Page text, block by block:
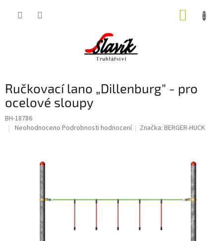
Ručkovací lano „Dillenburg" - pro
ocelové sloupy
BH-18786
Průměrné
hvězdiček.
Neohodnoceno Podrobnosti hodnocení Značka:BERGER-HUCK